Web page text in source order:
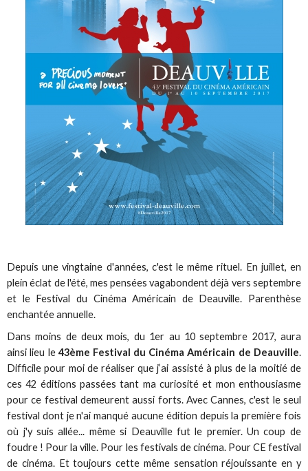
Depuis une vingtaine d'années, c'est le même rituel. En juillet, en
plein éclat de l'été, mes pensées vagabondent déjà vers septembre
et le Festival du Cinéma Américain de Deauville. Parenthèse
enchantée annuelle.
Dans moins de deux mois, du 1er au 10 septembre 2017, aura
ainsi lieu le 43ème Festival du Cinéma Américain de Deauville.
Difficile pour moi de réaliser que j’ai assisté à plus de la moitié de
ces 42 éditions passées tant ma curiosité et mon enthousiasme
pour ce festival demeurent aussi forts. Avec Cannes, c'est le seul
festival dont je n'ai manqué aucune édition depuis la première fois
où j'y suis allée... même si Deauville fut le premier. Un coup de
foudre ! Pour la ville. Pour les festivals de cinéma. Pour CE festival
de cinéma. Et toujours cette même sensation réjouissante en y